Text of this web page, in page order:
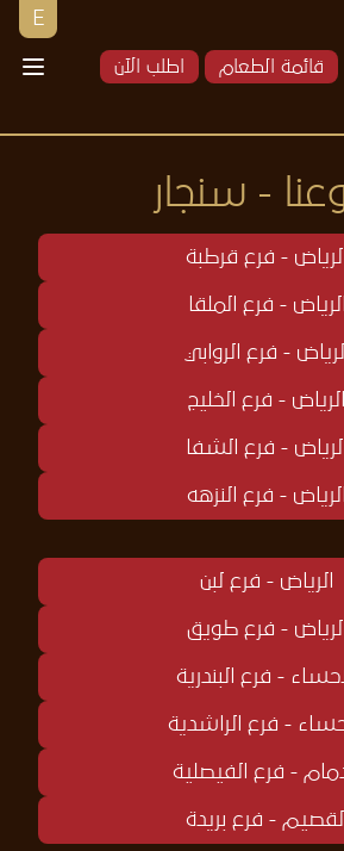
E
اطلب الآن قائمة الطعام
- سنجار
الرياض - فرع قرطبة
الرياض - فرع الملقا
الرياض - فرع الروابي
الرياض - فرع الخليج
الرياض - فرع الشفا
الرياض - فرع النزهه
الرياض - فرع لبن
الرياض - فرع طويق
- فرع البندرية
- فرع الراشدية
- فرع الفيصلية
القصيم - فرع بريدة